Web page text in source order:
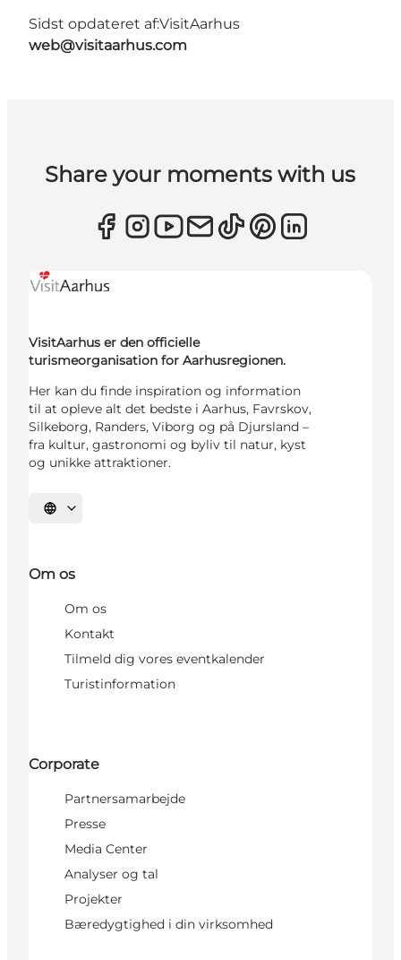
Sidst opdateret af:VisitAarhus
web@visitaarhus.com
Share your moments with us
VisitAarhus er den officielle
turismeorganisation for Aarhusregionen.
Her kan du finde inspiration og information
til at opleve alt det bedste i Aarhus, Favrskov,
Silkeborg, Randers, Viborg og på Djursland –
fra kultur, gastronomi og byliv til natur, kyst
og unikke attraktioner.
Vælg sprog
Om os
Om os
Kontakt
Tilmeld dig vores eventkalender
Turistinformation
Corporate
Partnersamarbejde
Presse
Media Center
Analyser og tal
Projekter
Bæredygtighed i din virksomhed